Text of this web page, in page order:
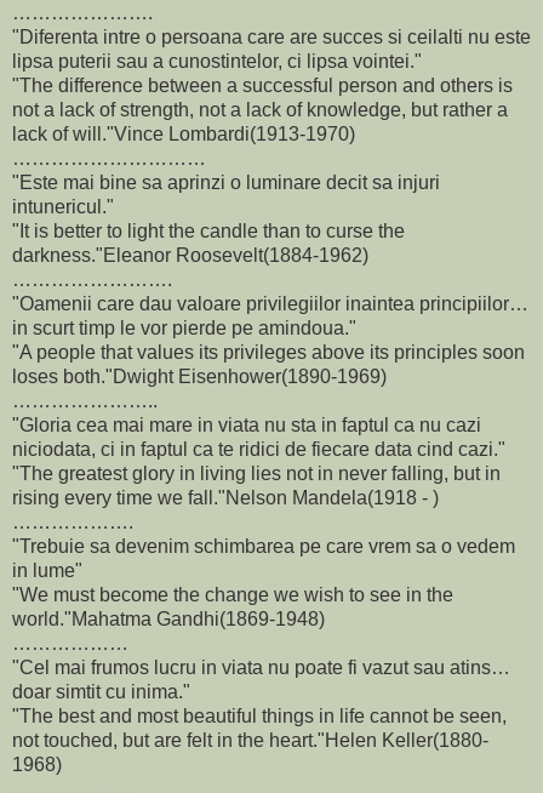
………………….
"Diferenta intre o persoana care are succes si ceilalti nu este
lipsa puterii sau a cunostintelor, ci lipsa vointei."
"The difference between a successful person and others is
not a lack of strength, not a lack of knowledge, but rather a
lack of will."Vince Lombardi(1913-1970)
…………………………
"Este mai bine sa aprinzi o luminare decit sa injuri
intunericul."
"It is better to light the candle than to curse the
darkness."Eleanor Roosevelt(1884-1962)
…………………….
"Oamenii care dau valoare privilegiilor inaintea principiilor…
in scurt timp le vor pierde pe amindoua."
"A people that values its privileges above its principles soon
loses both."Dwight Eisenhower(1890-1969)
…………………..
"Gloria cea mai mare in viata nu sta in faptul ca nu cazi
niciodata, ci in faptul ca te ridici de fiecare data cind cazi."
"The greatest glory in living lies not in never falling, but in
rising every time we fall."Nelson Mandela(1918 - )
……………….
"Trebuie sa devenim schimbarea pe care vrem sa o vedem
in lume"
"We must become the change we wish to see in the
world."Mahatma Gandhi(1869-1948)
………………
"Cel mai frumos lucru in viata nu poate fi vazut sau atins…
doar simtit cu inima."
"The best and most beautiful things in life cannot be seen,
not touched, but are felt in the heart."Helen Keller(1880-
1968)
……………….